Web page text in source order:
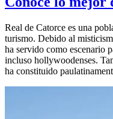
Real de Catorce es una
turismo. Debido al
ha servido como escenario
incluso hollywoodenses.
ha constituido